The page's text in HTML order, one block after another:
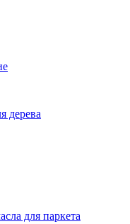
дерева
для паркета